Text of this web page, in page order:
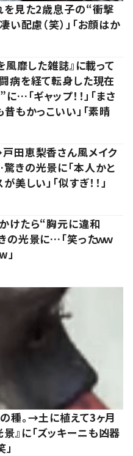
を見た2歳息子の“衝撃
配慮（笑）」「お顔はか
靡した雑誌』に載って
病を経て転身した現在
…「ギャップ！！」「まさ
昔もかっこいい」「素晴
田恵梨香さん風メイク
きの光景に「本人かと
美しい」「似すぎ！！」
けたら“胸元に違和
光景に…「笑ったｗｗ
」
種。→土に植えて3ヶ月
』に「ズッキーニも凶器